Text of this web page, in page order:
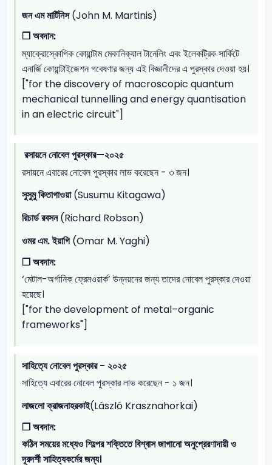
জন এম মার্টিনিস(John M. Martinis)
❐অবদান:
ম্যাক্রোস্কোপিক কোয়ান্টাম মেকানিক্যাল টানেলিং এবং ইলেকট্রিক সার্কিটে
এনার্জি কোয়ান্টাইজেশন গবেষণার জন্য এই বিজ্ঞানীদের এ পুরস্কার দেওয়া হয়।
["for the discovery of macroscopic quantum
mechanical tunnelling and energy quantisation
in an electric circuit"]
রসায়নে নোবেল পুরস্কার—২০২৫
রসায়নে এবারের নোবেল পুরস্কার লাভ করেছেন - ৩ জন।
সুসুমু কিতাগাওয়া(Susumu Kitagawa)
রিচার্ড রবসন(Richard Robson)
ওমর এম. ইয়াগি(Omar M. Yaghi)
❐অবদান:
‘মেটাল-অর্গানিক ফ্রেমওয়ার্ক’ উন্নয়নের জন্য তাদের নোবেল পুরস্কার দেওয়া
হয়েছে।
["for the development of metal–organic
frameworks"]
সাহিত্যে নোবেল পুরস্কার - ২০২৫
সাহিত্যে এবারের নোবেল পুরস্কার লাভ করেছেন - ১ জন।
লাজলো ক্রাজনাহরকাই(László Krasznahorkai)
❐অবদান:
কঠিন সময়ের মধ্যেও শিল্পের শক্তিতে বিশ্বাস জাগানো অনুপ্রেরণাদায়ী ও
দূরদর্শী সাহিত্যকর্মের জন্য।